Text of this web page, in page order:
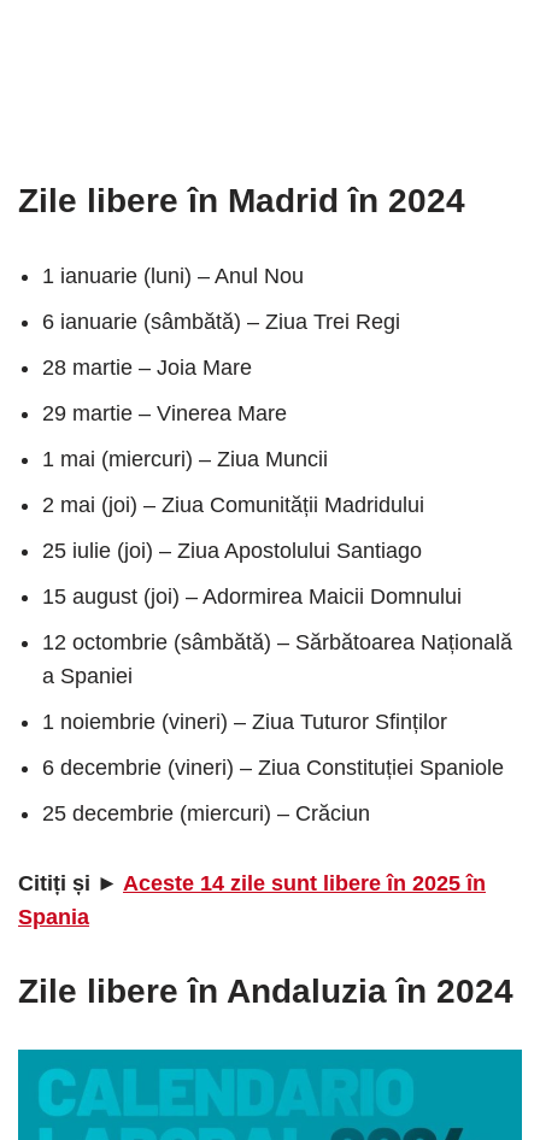
Zile libere în Madrid în 2024
1 ianuarie (luni) – Anul Nou
6 ianuarie (sâmbătă) – Ziua Trei Regi
28 martie – Joia Mare
29 martie – Vinerea Mare
1 mai (miercuri) – Ziua Muncii
2 mai (joi) – Ziua Comunității Madridului
25 iulie (joi) – Ziua Apostolului Santiago
15 august (joi) – Adormirea Maicii Domnului
12 octombrie (sâmbătă) – Sărbătoarea Națională
a Spaniei
1 noiembrie (vineri) – Ziua Tuturor Sfinților
6 decembrie (vineri) – Ziua Constituției Spaniole
25 decembrie (miercuri) – Crăciun
Citiți și ► Aceste 14 zile sunt libere în 2025 în
Spania
Zile libere în Andaluzia în 2024